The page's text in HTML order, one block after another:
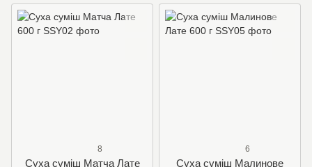
8
Суха суміш Матча Лате
6
Суха суміш Малинове